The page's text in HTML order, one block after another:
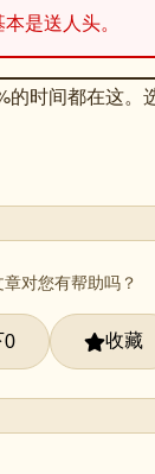
是送人头。
时间都在这
对您有帮助吗？
0 收藏